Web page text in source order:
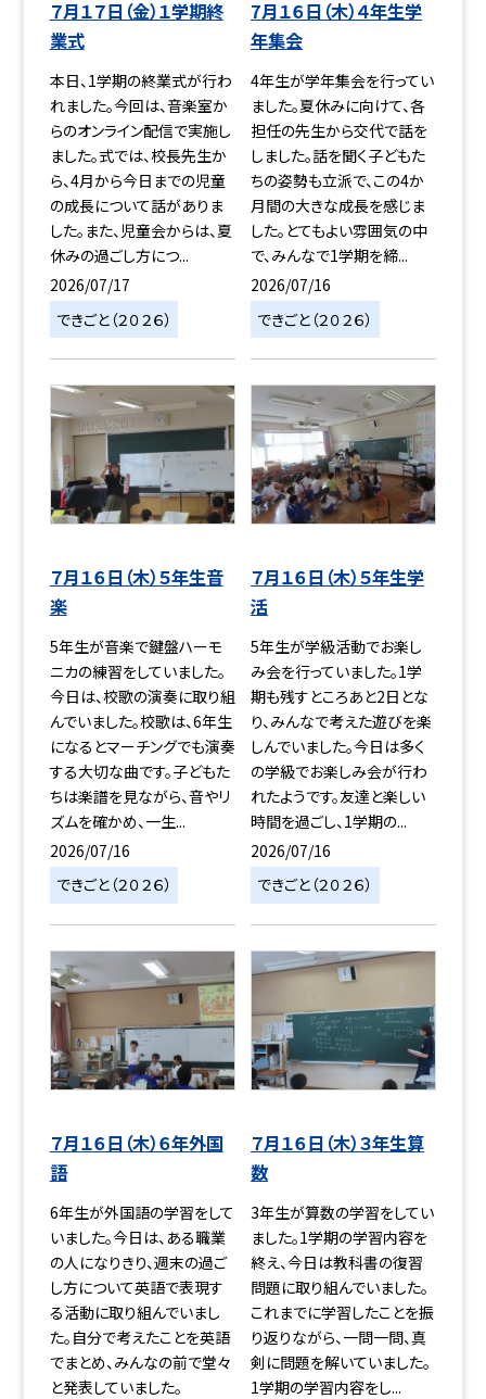
７月１７日（金）１学期終
業式
本日、1学期の終業式が行わ
れました。今回は、音楽室か
らのオンライン配信で実施し
ました。式では、校長先生か
ら、4月から今日までの児童
の成長について話がありま
した。また、児童会からは、夏
休みの過ごし方につ...
2026/07/17
できごと（２０２６）
7月１６日（木）４年生学
年集会
4年生が学年集会を行ってい
ました。夏休みに向けて、各
担任の先生から交代で話を
しました。話を聞く子どもた
ちの姿勢も立派で、この4か
月間の大きな成長を感じま
した。とてもよい雰囲気の中
で、みんなで1学期を締...
2026/07/16
できごと（２０２６）
７月１６日（木）５年生音
楽
5年生が音楽で鍵盤ハーモ
ニカの練習をしていました。
今日は、校歌の演奏に取り組
んでいました。校歌は、6年生
になるとマーチングでも演奏
する大切な曲です。子どもた
ちは楽譜を見ながら、音やリ
ズムを確かめ、一生...
2026/07/16
できごと（２０２６）
７月１６日（木）５年生学
活
5年生が学級活動でお楽し
み会を行っていました。1学
期も残すところあと2日とな
り、みんなで考えた遊びを楽
しんでいました。今日は多く
の学級でお楽しみ会が行わ
れたようです。友達と楽しい
時間を過ごし、1学期の...
2026/07/16
できごと（２０２６）
７月１６日（木）６年外国
語
6年生が外国語の学習をして
いました。今日は、ある職業
の人になりきり、週末の過ご
し方について英語で表現す
る活動に取り組んでいまし
た。自分で考えたことを英語
でまとめ、みんなの前で堂々
と発表していました。
７月１６日（木）３年生算
数
3年生が算数の学習をしてい
ました。1学期の学習内容を
終え、今日は教科書の復習
問題に取り組んでいました。
これまでに学習したことを振
り返りながら、一問一問、真
剣に問題を解いていました。
1学期の学習内容をし...